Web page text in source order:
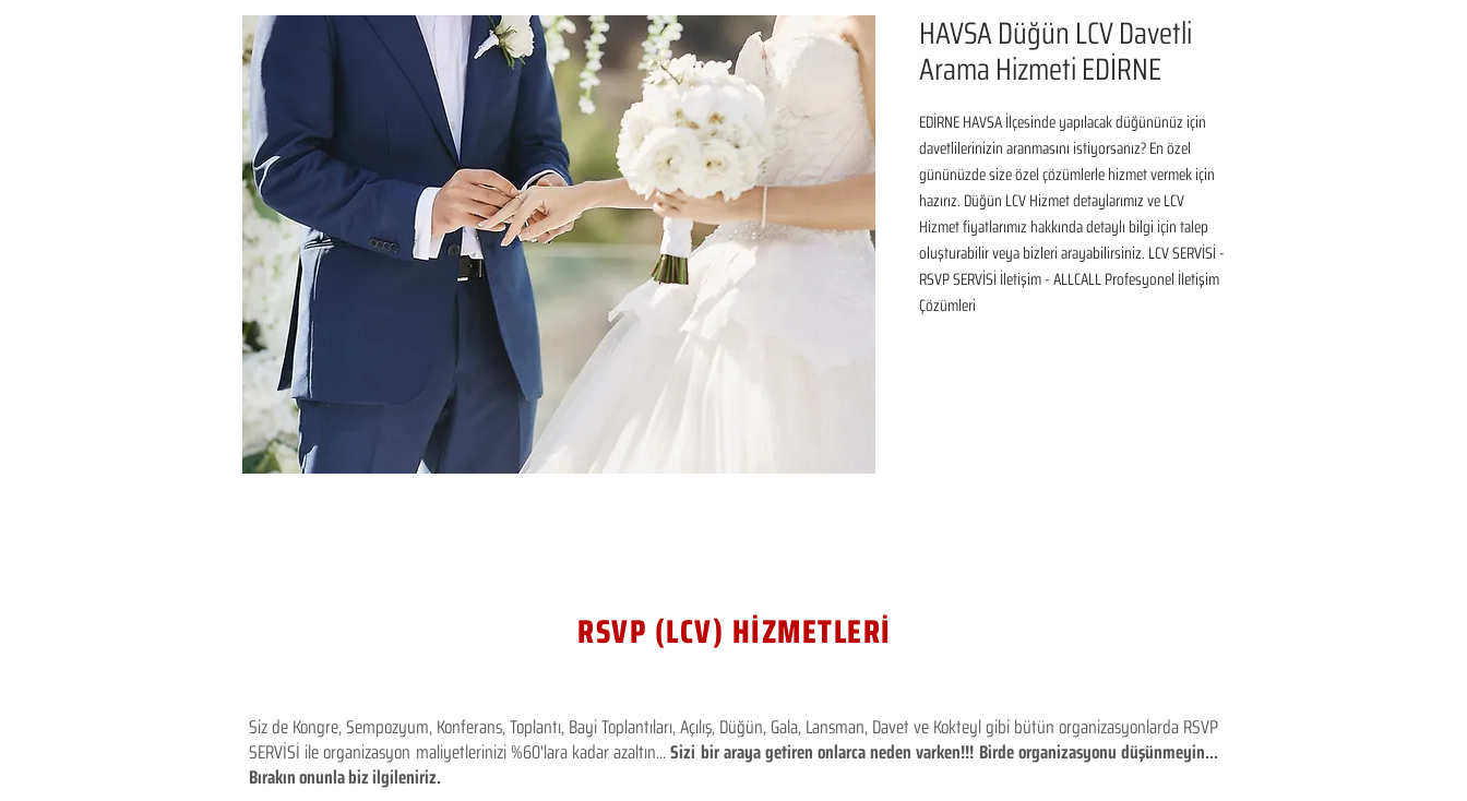
HAVSA Düğün LCV Davetli
Arama Hizmeti EDİRNE
EDİRNE HAVSA İlçesinde yapılacak düğününüz için
davetlilerinizin aranmasını istiyorsanız? En özel
gününüzde size özel çözümlerle hizmet vermek için
hazırız. Düğün LCV Hizmet detaylarımız ve LCV
Hizmet fiyatlarımız hakkında detaylı bilgi için talep
oluşturabilir veya bizleri arayabilirsiniz. LCV SERVİSİ -
RSVP SERVİSİ İletişim - ALLCALL Profesyonel İletişim
Çözümleri
RSVP (LCV) HİZMETLERİ
Siz de Kongre, Sempozyum, Konferans, Toplantı, Bayi Toplantıları, Açılış, Düğün, Gala, Lansman, Davet ve Kokteyl gibi bütün organizasyonlarda RSVP
SERVİSİ ile organizasyon maliyetlerinizi %60'lara kadar azaltın...Sizi bir araya getiren onlarca neden varken!!! Birde organizasyonu düşünmeyin...
Bırakın onunla biz ilgileniriz.